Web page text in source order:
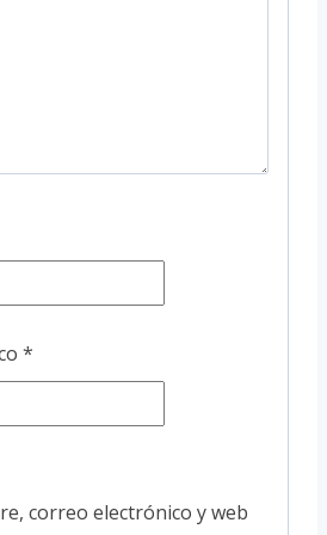
*
correo electrónico y web